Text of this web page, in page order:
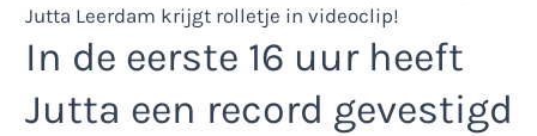
In de eerste 16 uur heeft
Jutta een record gevestigd